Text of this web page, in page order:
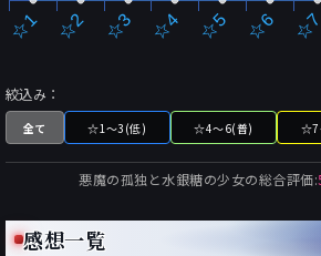
☆1 ☆2 ☆3 ☆4 ☆5 ☆6 ☆7
絞込み：
全て ☆1～3(低) ☆4～6(普) ☆7
悪魔の孤独と水銀糖の少女の総合評価:
感想一覧